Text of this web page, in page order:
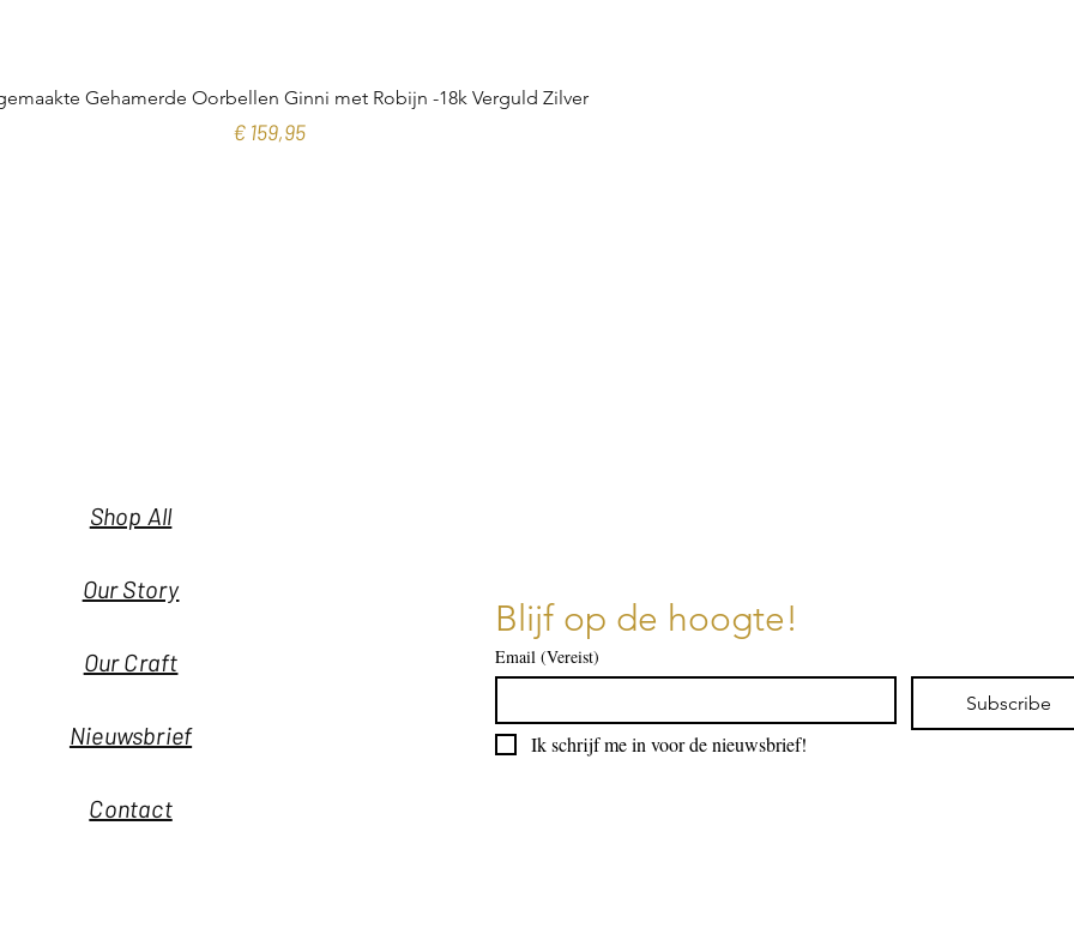
Gehamerde Oorbellen Ginni met Robijn -18k Verguld Zilver
Prijs
€ 159,95
Shop All
Our Story
Our Craft
Nieuwsbrief
Contact
Blijf op de hoogte!
Email (Vereist)
Subscribe
Ik schrijf me in voor de nieuwsbrief!